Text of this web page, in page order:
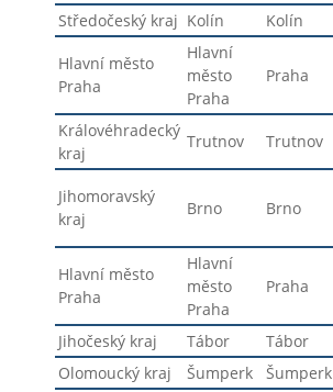
Středočeský kraj Kolín Kolín
Hlavní město
Praha
Hlavní
město
Praha
Praha
Královéhradecký
kraj
Trutnov Trutnov
Jihomoravský
kraj
Brno Brno
Hlavní město
Praha
Hlavní
město
Praha
Praha
Jihočeský kraj Tábor Tábor
Olomoucký kraj
Šumperk Šumperk